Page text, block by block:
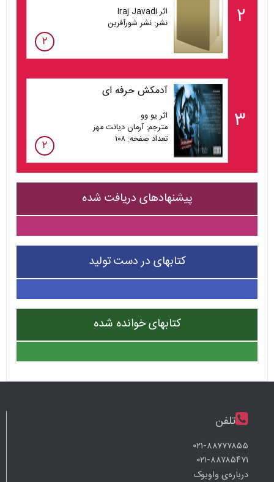
۲
اثر Iraj Javadi
نشر: نشر شورآفرین
۲
۳
آدمکش حرفه ای
اثر یو وو
مترجم: آرمان دیانت مهر
تعداد صفحه: ۱۰۸
۲
پیشنهادهای دریافت شده
کتابهای در دست تولید
کتابهای خوانده شده
تلفن
۰۲۱-۸۸۷۷۷۸۵۵
۰۲۱-۸۸۷۸۵۴۷۱
درباره‌ی واوبوک